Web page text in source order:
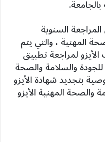
السنوية
المهنية ، والتي يتم
لمراجعة تطبيق
للجودة والسلامة والصحة
بتجديد شهادة الأيزو
والصحة المهنية الأيزو